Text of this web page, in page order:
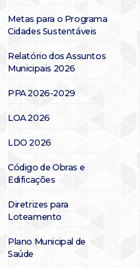
Metas para o Programa
Cidades Sustentáveis
Relatório dos Assuntos
Municipais 2026
PPA 2026-2029
LOA 2026
LDO 2026
Código de Obras e
Edificações
Diretrizes para
Loteamento
Plano Municipal de
Saúde